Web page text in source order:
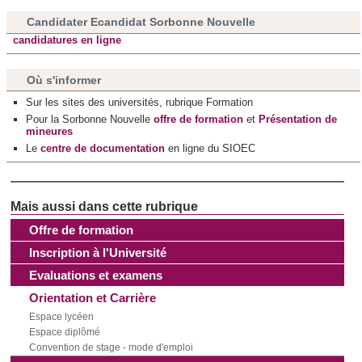
Offre de formation
Inscription à l'Université
Evaluations et examens
Orientation et Carrière
Espace lycéen
Espace diplômé
Convention de stage - mode d'emploi
Candidater Ecandidat Sorbonne Nouvelle
candidatures en ligne
Où s'informer
Sur les sites des universités, rubrique Formation
Pour la Sorbonne Nouvelle offre de formation et Présentation de
mineures
Le centre de documentation en ligne du SIOEC